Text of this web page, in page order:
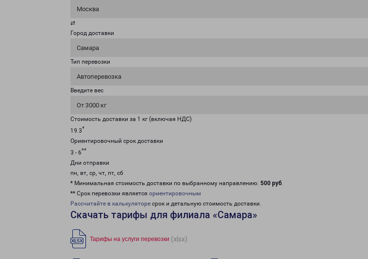
Москва
⇄
Город доставки
Самара
Тип перевозки
Автоперевозка
Введите вес
От 3000 кг
Стоимость доставки за 1 кг (включая НДС)
19.3*
Ориентировочный срок доставки
3 - 6**
Дни отправки
пн, вт, ср, чт, пт, сб
* Минимальная стоимость доставки по выбранному направлению: 500 руб.
** Срок перевозки является ориентировочным
Рассчитайте в калькуляторе срок и детальную стоимость доставки.
Скачать тарифы для филиала «Самара»
Тарифы на услуги перевозки (xlsx)